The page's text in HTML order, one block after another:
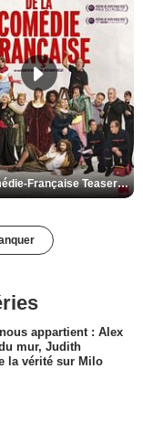
De la Comédie-Française Teaser VF
appartient : Alex
mur, Judith
la vérité sur Milo